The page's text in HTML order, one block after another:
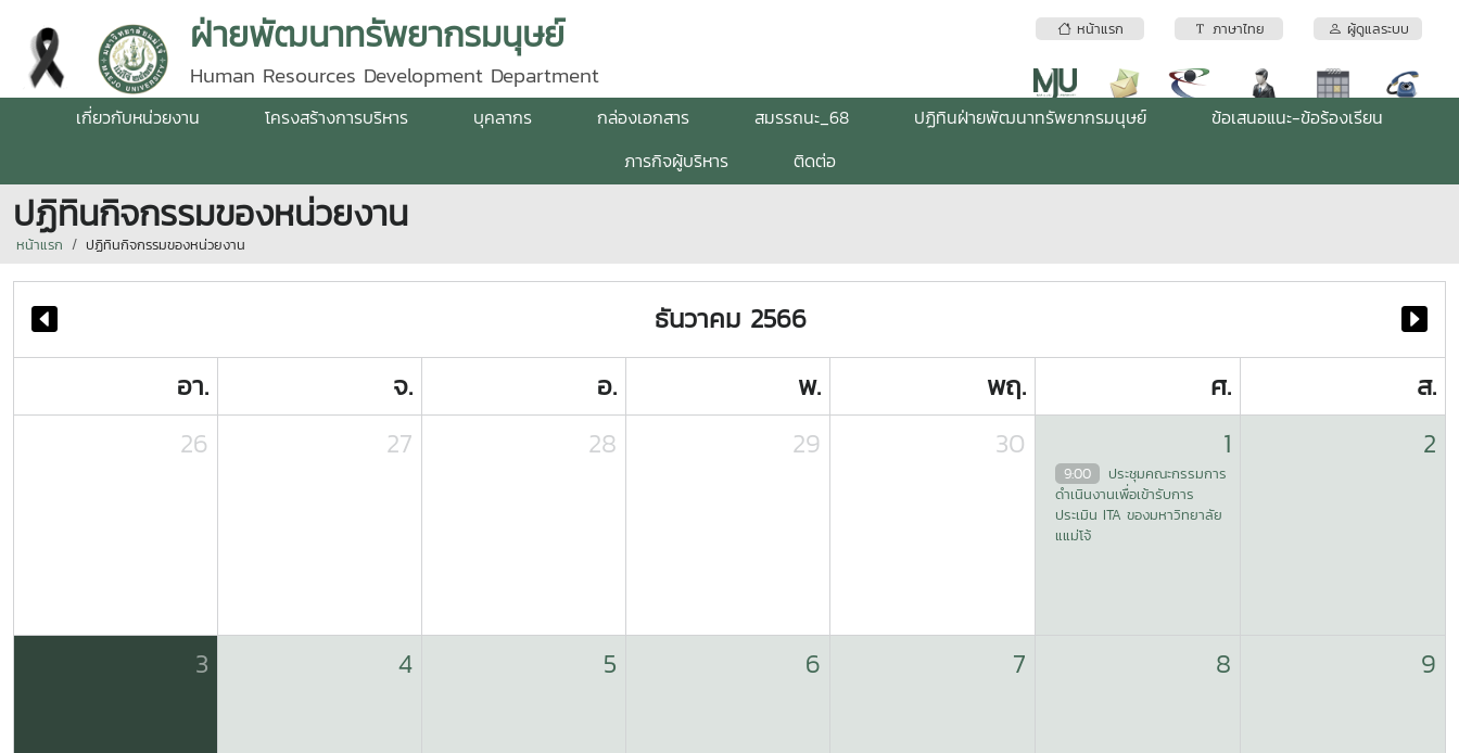
หน้าแรก ภาษาไทย ผู้ดูแลระบบ
ฝ่ายพัฒนาทรัพยากรมนุษย์
Human Resources Development Department
เกี่ยวกับหน่วยงาน โครงสร้างการบริหาร บุคลากร กล่องเอกสาร สมรรถนะ_68 ปฏิทินฝ่ายพัฒนาทรัพยากรมนุษย์
ข้อเสนอแนะ-ข้อร้องเรียน
ภารกิจผู้บริหาร
ติดต่อ
ปฏิทินกิจกรรมของหน่วยงาน
หน้าแรก ปฏิทินกิจกรรมของหน่วยงาน
ธันวาคม 2566
อา.
จ. อ. พ. พฤ. ศ.
ส.
26
27 28 29 30 1
9:00
ประชุมคณะกรรมการ
ดำเนินงานเพื่อเข้ารับการ
ประเมิน ITA ของมหาวิทยาลัย
แแม่โจ้
2
3 4 5 6 7 8 9